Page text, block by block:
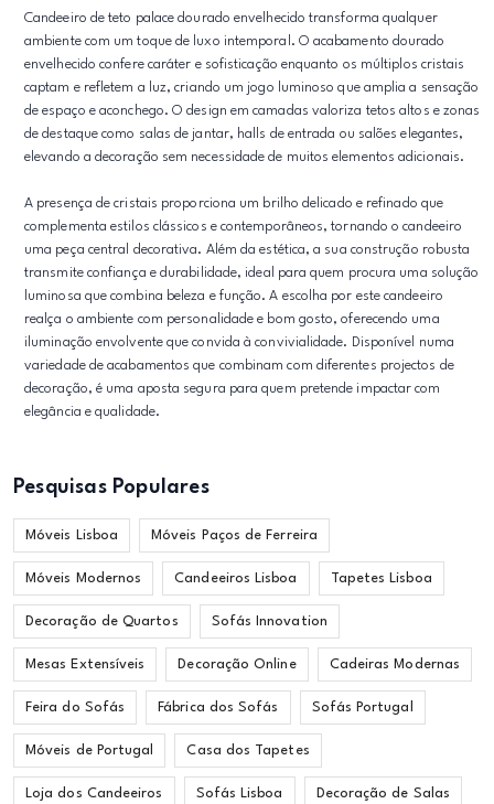
Candeeiro de teto palace dourado envelhecido transforma qualquer
ambiente com um toque de luxo intemporal. O acabamento dourado
envelhecido confere caráter e sofisticação enquanto os múltiplos cristais
captam e refletem a luz, criando um jogo luminoso que amplia a sensação
de espaço e aconchego. O design em camadas valoriza tetos altos e zonas
de destaque como salas de jantar, halls de entrada ou salões elegantes,
elevando a decoração sem necessidade de muitos elementos adicionais.
A presença de cristais proporciona um brilho delicado e refinado que
complementa estilos clássicos e contemporâneos, tornando o candeeiro
uma peça central decorativa. Além da estética, a sua construção robusta
transmite confiança e durabilidade, ideal para quem procura uma solução
luminosa que combina beleza e função. A escolha por este candeeiro
realça o ambiente com personalidade e bom gosto, oferecendo uma
iluminação envolvente que convida à convivialidade. Disponível numa
variedade de acabamentos que combinam com diferentes projectos de
decoração, é uma aposta segura para quem pretende impactar com
elegância e qualidade.
Pesquisas Populares
Móveis Lisboa Móveis Paços de Ferreira
Móveis Modernos Candeeiros Lisboa Tapetes Lisboa
Decoração de Quartos Sofás Innovation
Mesas Extensíveis Decoração Online Cadeiras Modernas
Feira do Sofás Fábrica dos Sofás Sofás Portugal
Móveis de Portugal Casa dos Tapetes
Loja dos Candeeiros Sofás Lisboa Decoração de Salas